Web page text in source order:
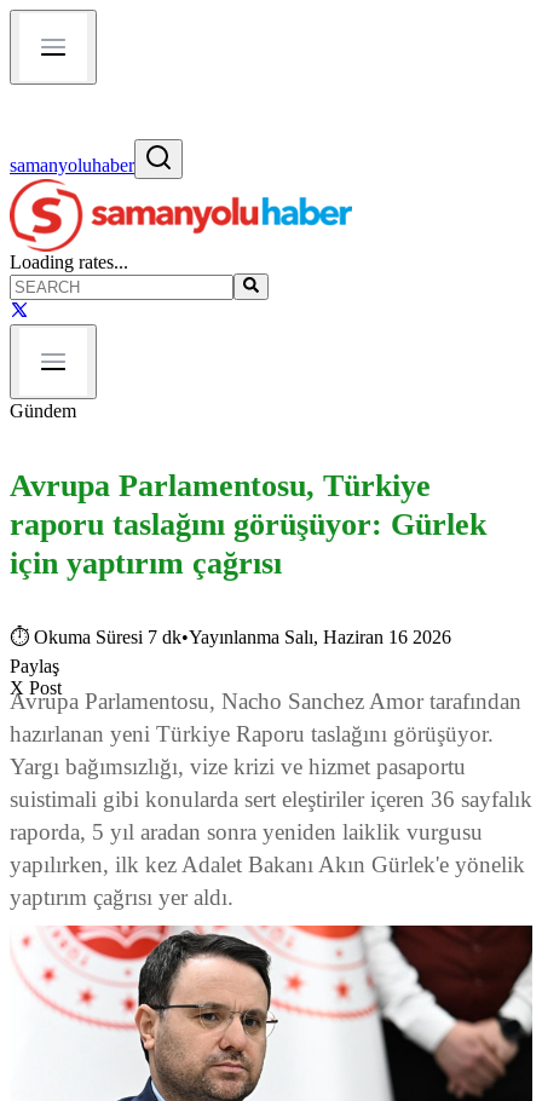
samanyoluhaber
Loading rates...
Gündem
Avrupa Parlamentosu, Türkiye
raporu taslağını görüşüyor: Gürlek
için yaptırım çağrısı
⏱ Okuma Süresi 7 dk•Yayınlanma Salı, Haziran 16 2026
Paylaş
X Post
Avrupa Parlamentosu, Nacho Sanchez Amor tarafından
hazırlanan yeni Türkiye Raporu taslağını görüşüyor.
Yargı bağımsızlığı, vize krizi ve hizmet pasaportu
suistimali gibi konularda sert eleştiriler içeren 36 sayfalık
raporda, 5 yıl aradan sonra yeniden laiklik vurgusu
yapılırken, ilk kez Adalet Bakanı Akın Gürlek'e yönelik
yaptırım çağrısı yer aldı.